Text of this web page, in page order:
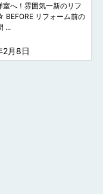
へ！雰囲気一新のリフ
BEFORE リフォーム前の
...
2月8日